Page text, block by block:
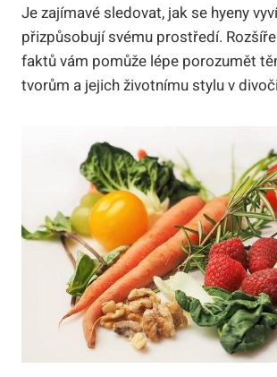
Je zajímavé sledovat, jak se hyeny
přizpůsobují svému prostředí.
faktů vám pomůže lépe porozumět
tvorům a jejich životnímu stylu v